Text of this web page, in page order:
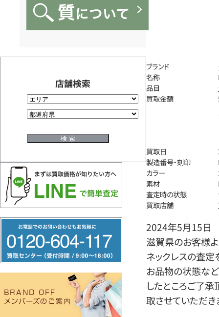
店舗検索
リ
ー
ヤ
ブランド
名称
品目
買取金額
買取日
製造番号・刻印
カラー
素材
査定時の状態
買取店舗
2024年5月15日
滋賀県のお客様
ネックレスの査定
お品物の状態など
したところご了
取させていただき